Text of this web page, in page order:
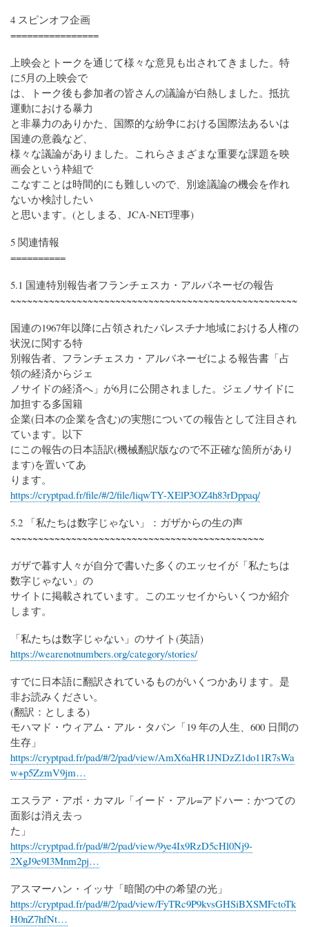
4 スピンオフ企画
================
上映会とトークを通じて様々な意見も出されてきました。特
に5月の上映会で
は、トーク後も参加者の皆さんの議論が白熱しました。抵抗
運動における暴力
と非暴力のありかた、国際的な紛争における国際法あるいは
国連の意義など、
様々な議論がありました。これらさまざまな重要な課題を映
画会という枠組で
こなすことは時間的にも難しいので、別途議論の機会を作れ
ないか検討したい
と思います。(としまる、JCA-NET理事)
5 関連情報
==========
5.1 国連特別報告者フランチェスカ・アルバネーゼの報告
~~~~~~~~~~~~~~~~~~~~~~~~~~~~~~~~~~~~~~~~~~~~~~~~~~~~
国連の1967年以降に占領されたパレスチナ地域における人権の
状況に関する特
別報告者、フランチェスカ・アルバネーゼによる報告書「占
領の経済からジェ
ノサイドの経済へ」が6月に公開されました。ジェノサイドに
加担する多国籍
企業(日本の企業を含む)の実態についての報告として注目され
ています。以下
にこの報告の日本語訳(機械翻訳版なので不正確な箇所があり
ます)を置いてあ
ります。
https://cryptpad.fr/file/#/2/file/liqwTY-XElP3OZ4h83rDppaq/
5.2 「私たちは数字じゃない」：ガザからの生の声
~~~~~~~~~~~~~~~~~~~~~~~~~~~~~~~~~~~~~~~~~~~~~~
ガザで暮す人々が自分で書いた多くのエッセイが「私たちは
数字じゃない」の
サイトに掲載されています。このエッセイからいくつか紹介
します。
「私たちは数字じゃない」のサイト(英語)
https://wearenotnumbers.org/category/stories/
すでに日本語に翻訳されているものがいくつかあります。是
非お読みください。
(翻訳：としまる)
モハマド・ウィアム・アル・タバン「19 年の人生、600 日間の
生存」
https://cryptpad.fr/pad/#/2/pad/view/AmX6aHR1JNDzZ1do11R7sWa
w+p5ZzmV9jm…
エスラア・アボ・カマル「イード・アル=アドハー：かつての
面影は消え去っ
た」
https://cryptpad.fr/pad/#/2/pad/view/9ye4Ix9RzD5cHl0Nj9-
2XgJ9e9I3Mnm2pj…
アスマーハン・イッサ「暗闇の中の希望の光」
https://cryptpad.fr/pad/#/2/pad/view/FyTRc9P9kvsGHSiBXSMFctoTk
H0nZ7hfNt…